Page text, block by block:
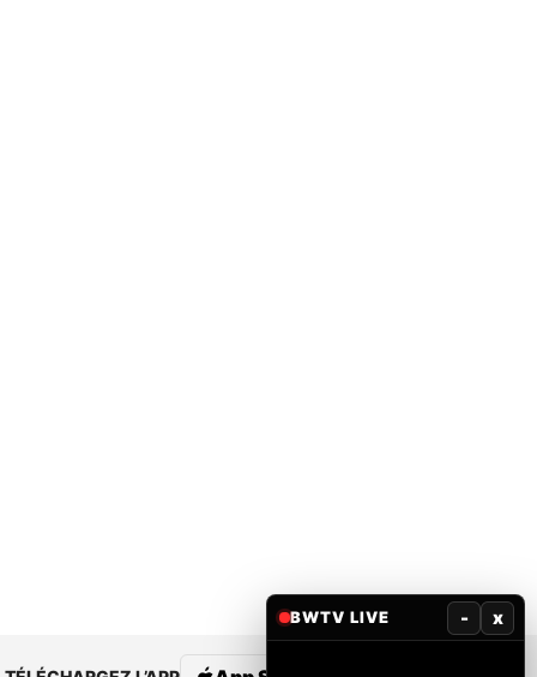
BWTV LIVE - x